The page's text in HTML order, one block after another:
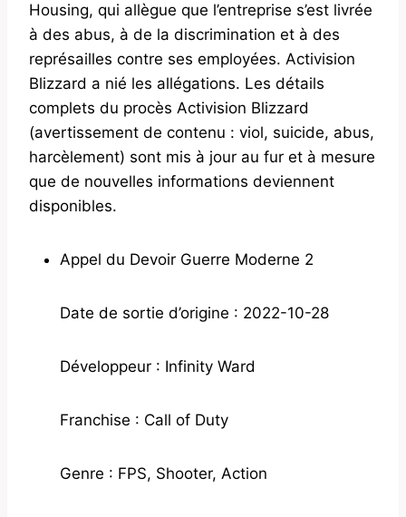
Housing, qui allègue que l’entreprise s’est livrée
à des abus, à de la discrimination et à des
représailles contre ses employées. Activision
Blizzard a nié les allégations. Les détails
complets du procès Activision Blizzard
(avertissement de contenu : viol, suicide, abus,
harcèlement) sont mis à jour au fur et à mesure
que de nouvelles informations deviennent
disponibles.
Appel du Devoir Guerre Moderne 2
Date de sortie d’origine : 2022-10-28
Développeur : Infinity Ward
Franchise : Call of Duty
Genre : FPS, Shooter, Action